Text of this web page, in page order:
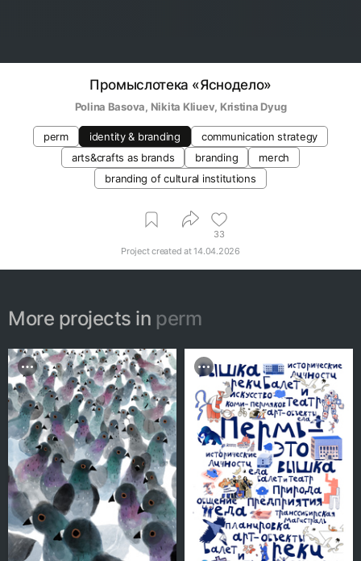
Промыслотека «Яснодело»
Polina Basova, Nikita Kliuev, Kristina Dyug
perm identity & branding
communication strategy
arts&crafts as brands
branding
merch
branding of cultural institutions
33
Project created at14.04.2026
More projects in perm